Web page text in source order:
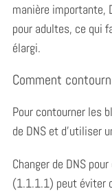
manière importante,
pour adultes, ce qui
élargi.
Comment
Pour contourner les
de DNS et d’utiliser
Changer de DNS
(1.1.1.1) peut éviter